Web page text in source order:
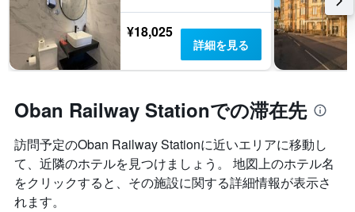
¥18,025
詳細を見る
Oban Railway Stationでの滞在先
訪問予定のOban Railway Stationに近いエリアに移動し
て、近隣のホテルを見つけましょう。 地図上のホテル名
をクリックすると、その施設に関する詳細情報が表示さ
れます。